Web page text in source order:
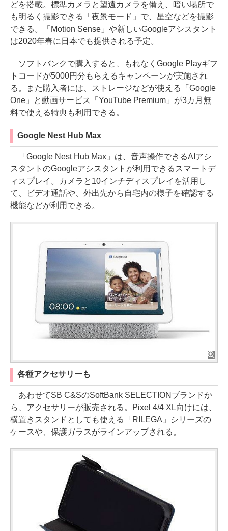
どを搭載。標準カメラと望遠カメラを備え、暗い場所で
も明るく撮影できる「夜景モード」で、星空などを撮影
できる。「Motion Sense」や新しいGoogleアシスタント
は2020年春に日本でも提供される予定。
ソフトバンクで購入すると、もれなくGoogle Playギフ
トコードが5000円分もらえるキャンペーンが実施され
る。また購入者には、ストレージなどが使える「Google
One」と動画サービス「YouTube Premium」が3カ月無
料で使える特典も利用できる。
Google Nest Hub Max
「Google Nest Hub Max」は、音声操作できるAIアシ
スタントのGoogleアシスタントが利用できるスマートデ
ィスプレイ。カメラと10インチディスプレイを活用し
て、ビデオ通話や、外出先から自宅内の様子を確認する
機能などが利用できる。
各種アクセサリーも
あわせてSB C&SのSoftBank SELECTIONブランドか
ら、アクセサリーが販売される。Pixel 4/4 XL向けには、
横置きスタンドとしても使える「RILEGA」シリーズの
ケースや、保護ガラスがラインアップされる。